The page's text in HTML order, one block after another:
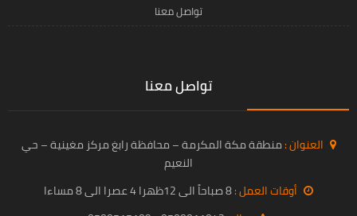
تواصل معنا
تواصل معنا
العنوان :منطقة مكة المكرمة – محافظة رابغ مركز مغينية – حي
النعيم
أوقات العمل :8 صباحاً الى 12ظهرا 4 عصرا الى 8 مساءا